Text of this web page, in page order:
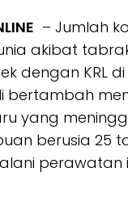
– Jumlah
akibat
dengan KRL di
bertambah
yang
berusia 25
perawatan